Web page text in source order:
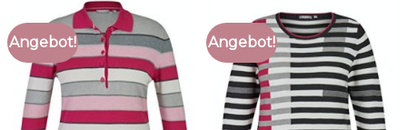
Angebot! Angebot!